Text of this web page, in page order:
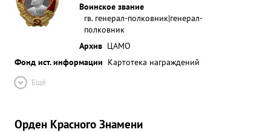
Воинское звание
гв. генерал-полковник|генерал-
полковник
Архив ЦАМО
Фонд ист. информации Картотека награждений
Ещё
Орден Красного Знамени